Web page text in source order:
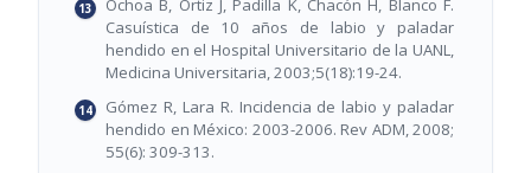
Ochoa B, Ortiz J, Padilla K, Chacón H, Blanco F.
Casuística de 10 años de labio y paladar
hendido en el Hospital Universitario de la UANL,
Medicina Universitaria, 2003;5(18):19-24.
Gómez R, Lara R. Incidencia de labio y paladar
hendido en México: 2003-2006. Rev ADM, 2008;
55(6): 309-313.